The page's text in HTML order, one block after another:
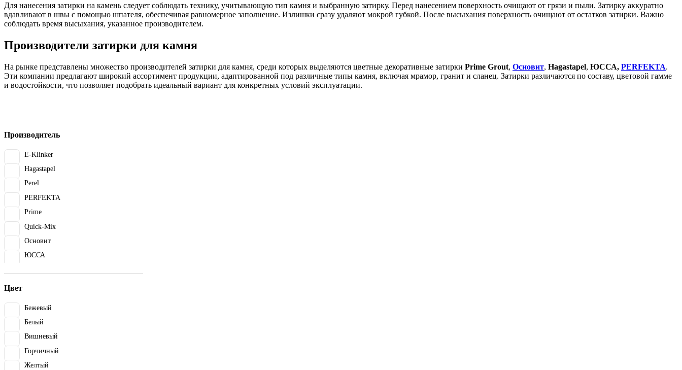
Для нанесения затирки на камень следует соблюдать технику, учитывающую тип камня и выбранную затирку. Перед нанесением поверхность очищают от грязи и пыли. Затирку аккуратно
вдавливают в швы с помощью шпателя, обеспечивая равномерное заполнение. Излишки сразу удаляют мокрой губкой. После высыхания поверхность очищают от остатков затирки. Важно
соблюдать время высыхания, указанное производителем.
Производители затирки для камня
На рынке представлены множество производителей затирки для камня, среди которых выделяются цветные декоративные затирки Prime Grout, Основит, Hagastapel, ЮССА, PERFEKTA.
Эти компании предлагают широкий ассортимент продукции, адаптированной под различные типы камня, включая мрамор, гранит и сланец. Затирки различаются по составу, цветовой гамме
и водостойкости, что позволяет подобрать идеальный вариант для конкретных условий эксплуатации.
Производитель
E-Klinker
Hagastapel
Perel
PERFEKTA
Prime
Quick-Mix
Основит
ЮССА
Цвет
Бежевый
Белый
Вишневый
Горчичный
Желтый